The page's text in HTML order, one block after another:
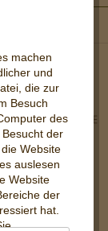
machen
und
die zur
Besuch
des
der
Website
auslesen
Website
der
hat.
30